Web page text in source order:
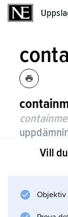
politik”,
Vill
Objektiv